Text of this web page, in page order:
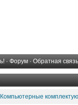
· Форум · Обратная связь
Компьютерные